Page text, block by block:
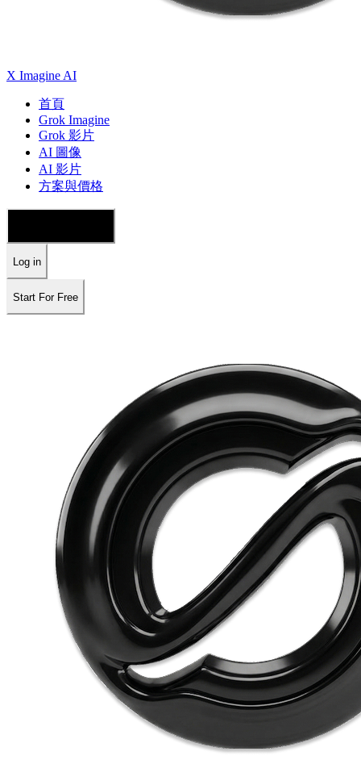
X Imagine AI
首頁
Grok Imagine
Grok 影片
AI 圖像
AI 影片
方案與價格
Log in
Start For Free